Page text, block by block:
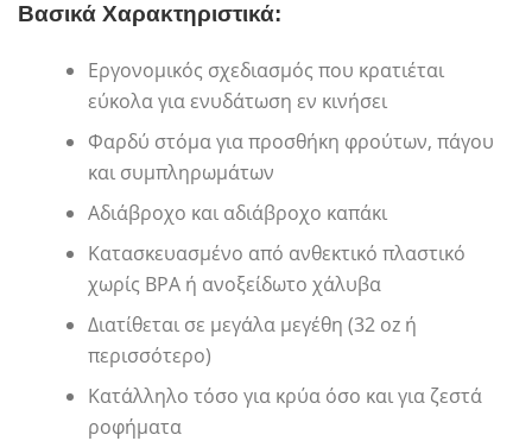
Βασικά Χαρακτηριστικά:
Εργονομικός σχεδιασμός που κρατιέται
εύκολα για ενυδάτωση εν κινήσει
Φαρδύ στόμα για προσθήκη φρούτων, πάγου
και συμπληρωμάτων
Αδιάβροχο και αδιάβροχο καπάκι
Κατασκευασμένο από ανθεκτικό πλαστικό
χωρίς BPA ή ανοξείδωτο χάλυβα
Διατίθεται σε μεγάλα μεγέθη (32 oz ή
περισσότερο)
Κατάλληλο τόσο για κρύα όσο και για ζεστά
ροφήματα